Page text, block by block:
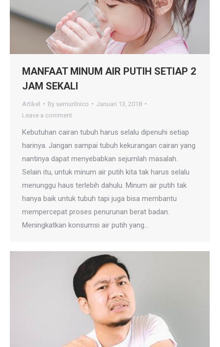
MANFAAT MINUM AIR PUTIH SETIAP 2
JAM SEKALI
Artikel By semurilnico
Januari 13, 2018
Leave a comment
Kebutuhan cairan tubuh harus selalu dipenuhi setiap
harinya. Jangan sampai tubuh kekurangan cairan yang
nantinya dapat menyebabkan sejumlah masalah.
Selain itu, untuk minum air putih kita tak harus selalu
menunggu haus terlebih dahulu. Minum air putih tak
hanya baik untuk tubuh tapi juga bisa membantu
mempercepat proses penurunan berat badan.
Meningkatkan konsumsi air putih yang…